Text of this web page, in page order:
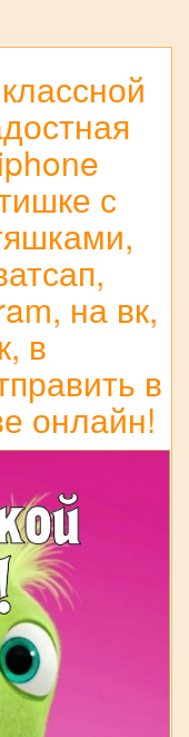
с
на вк,
в
в
онлайн!